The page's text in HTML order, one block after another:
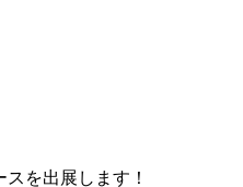
を出展します！